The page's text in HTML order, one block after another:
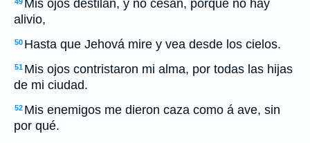
Mis ojos destilan, y no cesan, porque no hay
alivio,
50 Hasta que Jehová mire y vea desde los cielos.
51 Mis ojos contristaron mi alma, por todas las hijas
de mi ciudad.
52 Mis enemigos me dieron caza como á ave, sin
por qué.